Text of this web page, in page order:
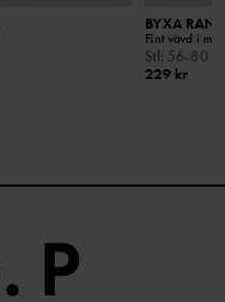
BYXA
Fint vävd i
Stl: 56-80
229 kr